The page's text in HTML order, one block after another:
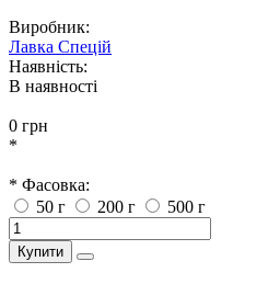
Виробник:
Лавка Спецій
Наявність:
В наявності
0 грн
*
* Фасовка:
50 г
200 г 500 г
Купити